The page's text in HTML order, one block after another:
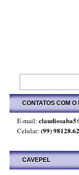
CONTATOS COM O
E-mail:
Celular: (99)
CAVEPEL